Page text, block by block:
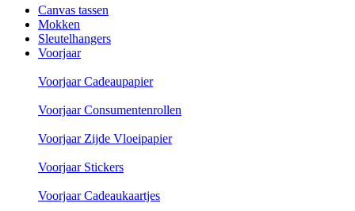
Canvas tassen
Mokken
Sleutelhangers
Voorjaar
Voorjaar Cadeaupapier
Voorjaar Consumentenrollen
Voorjaar Zijde Vloeipapier
Voorjaar Stickers
Voorjaar Cadeaukaartjes